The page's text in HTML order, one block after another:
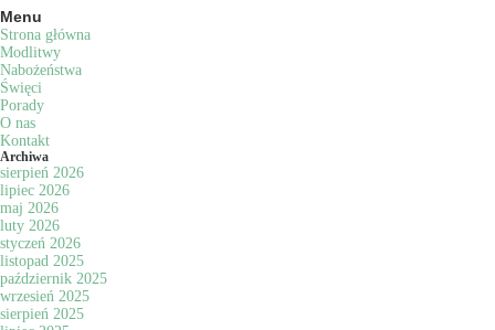
Menu
Strona główna
Modlitwy
Nabożeństwa
Święci
Porady
O nas
Kontakt
Archiwa
sierpień 2026
lipiec 2026
maj 2026
luty 2026
styczeń 2026
listopad 2025
październik 2025
wrzesień 2025
sierpień 2025